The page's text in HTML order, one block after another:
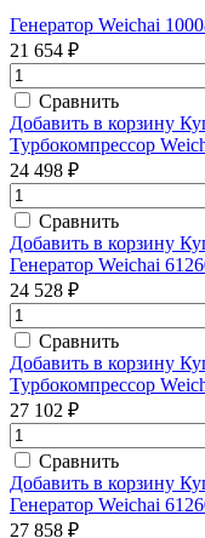
Генератор Weichai
21 654 ₽
Сравнить
Добавить в корзину
Турбокомпрессор
24 498 ₽
Сравнить
Добавить в корзину
Генератор Weichai
24 528 ₽
Сравнить
Добавить в корзину
Турбокомпрессор
27 102 ₽
Сравнить
Добавить в корзину
Генератор Weichai
27 858 ₽